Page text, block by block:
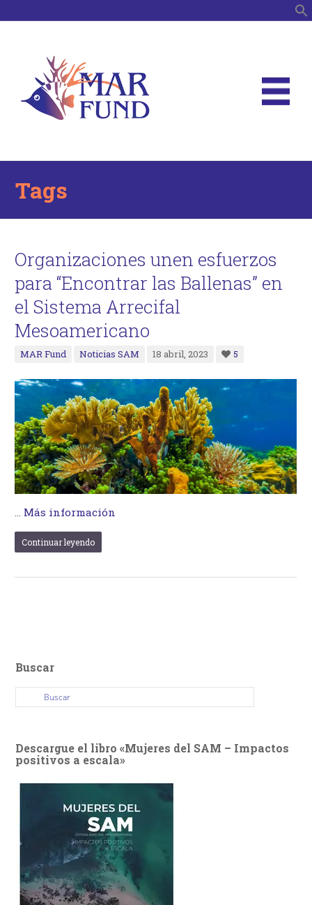
Tags
Organizaciones unen esfuerzos
para “Encontrar las Ballenas” en
el Sistema Arrecifal
Mesoamericano
MAR Fund Noticias SAM 18 abril, 2023 5
… Más información
Continuar leyendo
Buscar
Descargue el libro «Mujeres del SAM – Impactos
positivos a escala»